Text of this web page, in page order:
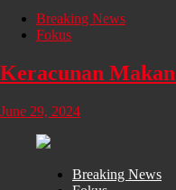
Breaking News
Fokus
Keracunan
June 29, 2024
Breaking News